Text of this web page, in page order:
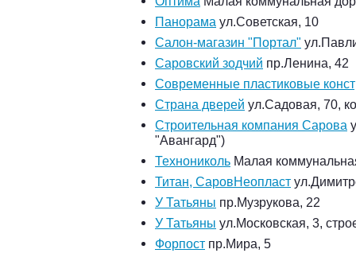
Панорама ул.Советская, 10
Салон-магазин "Портал"
Саровский зодчий пр.Ленина, 42
Современные пластиковые
Страна дверей ул.Садовая, 70,
Строительная компания Сарова
"Авангард")
Технониколь Малая
Титан, СаровНеопласт
У Татьяны пр.Музрукова, 22
У Татьяны ул.Московская, 3,
Форпост пр.Мира, 5